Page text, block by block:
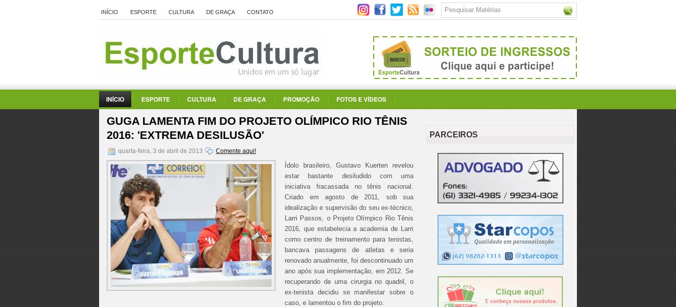
INÍCIO ESPORTE CULTURA DE GRAÇA CONTATO
INÍCIO ESPORTE CULTURA DE GRAÇA PROMOÇÃO FOTOS E VÍDEOS
GUGA LAMENTA FIM DO PROJETO OLÍMPICO RIO TÊNIS
2016: 'EXTREMA DESILUSÃO'
quarta-feira, 3 de abril de 2013 Comente aqui!
Ídolo brasileiro, Gustavo Kuerten revelou
estar bastante desiludido com uma
iniciativa fracassada no tênis nacional.
Criado em agosto de 2011, sob sua
idealização e supervisão do seu ex-técnico,
Larri Passos, o Projeto Olímpico Rio Tênis
2016, que estabelecia a academia de Larri
como centro de treinamento para tenistas,
bancava passagens de atletas e seria
renovado anualmente, foi descontinuado um
ano após sua implementação, em 2012. Se
recuperando de uma cirurgia no quadril, o
ex-tenista decidiu se manifestar sobre o
caso, e lamentou o fim do projeto.
PARCEIROS